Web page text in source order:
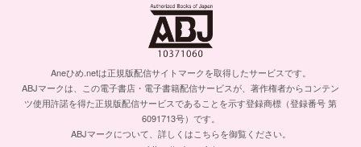
Aneひめ.netは正規版配信サイトマークを取得したサービスです。
ABJマークは、この電子書店・電子書籍配信サービスが、著作権者からコンテン
ツ使用許諾を得た正規版配信サービスであることを示す登録商標（登録番号 第
6091713号）です。
ABJマークについて、詳しくはこちらを御覧ください。